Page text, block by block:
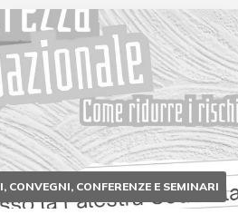
CONVEGNI, CONFERENZE E SEMINARI